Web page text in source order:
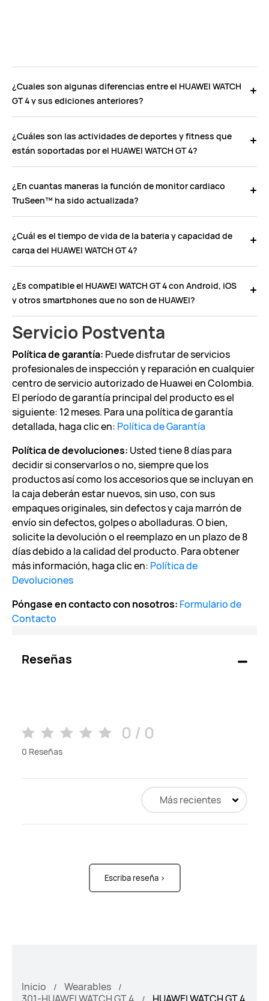
¿Cuales son algunas diferencias entre el HUAWEI WATCH
GT 4 y sus ediciones anteriores?
¿Cuáles son las actividades de deportes y fitness que
están soportadas por el HUAWEI WATCH GT 4?
¿En cuantas maneras la función de monitor cardiaco
TruSeen™ ha sido actualizada?
¿Cuál es el tiempo de vida de la bateria y capacidad de
carga del HUAWEI WATCH GT 4?
¿Es compatible el HUAWEI WATCH GT 4 con Android, iOS
y otros smartphones que no son de HUAWEI?
Servicio Postventa
Política de garantía: Puede disfrutar de servicios
profesionales de inspección y reparación en cualquier
centro de servicio autorizado de Huawei en Colombia.
El período de garantía principal del producto es el
siguiente: 12 meses. Para una política de garantía
detallada, haga clic en: Política de Garantía
Política de devoluciones: Usted tiene 8 días para
decidir si conservarlos o no, siempre que los
productos así como los accesorios que se incluyan en
la caja deberán estar nuevos, sin uso, con sus
empaques originales, sin defectos y caja marrón de
envío sin defectos, golpes o abolladuras. O bien,
solicite la devolución o el reemplazo en un plazo de 8
días debido a la calidad del producto. Para obtener
más información, haga clic en: Política de
Devoluciones
Póngase en contacto con nosotros: Formulario de
Contacto
Reseñas
0 / 0
0 Reseñas
Más recientes
Escriba reseña >
Inicio
Wearables